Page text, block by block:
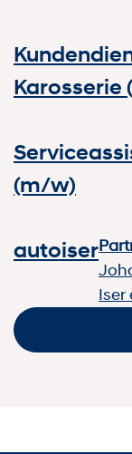
Karosserie
(m/w)
autoiser
Iser